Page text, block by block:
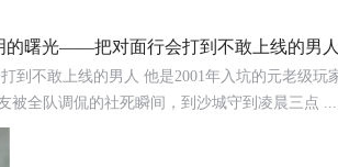
的曙光——把对面行会打到不敢上线的男人
不敢上线的男人 他是2001年入坑的元老级玩
被全队调侃的社死瞬间，到沙城守到凌晨三点 ...